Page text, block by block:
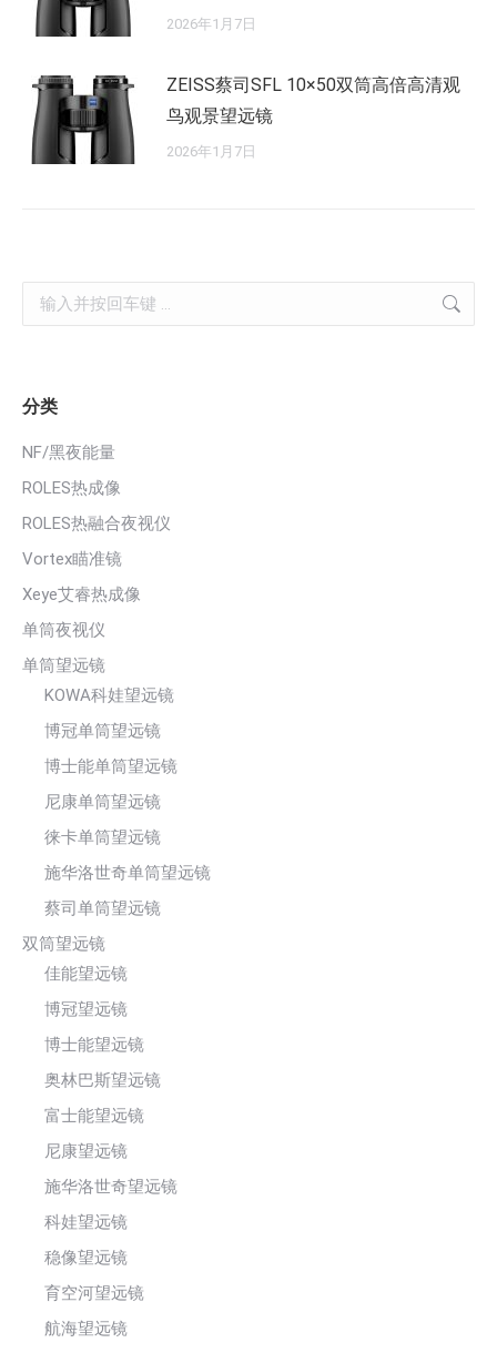
2026年1月7日
ZEISS蔡司SFL 10×50双筒高倍高清观
鸟观景望远镜
2026年1月7日
Search:
分类
NF/黑夜能量
ROLES热成像
ROLES热融合夜视仪
Vortex瞄准镜
Xeye艾睿热成像
单筒夜视仪
单筒望远镜
KOWA科娃望远镜
博冠单筒望远镜
博士能单筒望远镜
尼康单筒望远镜
徕卡单筒望远镜
施华洛世奇单筒望远镜
蔡司单筒望远镜
双筒望远镜
佳能望远镜
博冠望远镜
博士能望远镜
奥林巴斯望远镜
富士能望远镜
尼康望远镜
施华洛世奇望远镜
科娃望远镜
稳像望远镜
育空河望远镜
航海望远镜